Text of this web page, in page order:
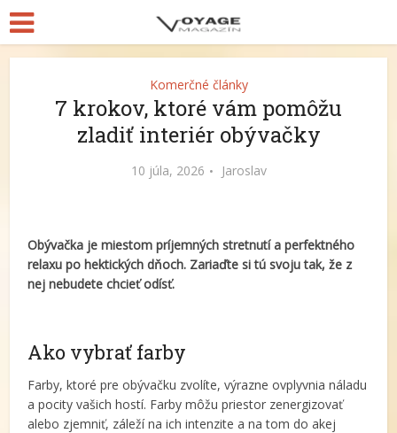
Komerčné články
7 krokov, ktoré vám pomôžu
zladiť interiér obývačky
10 júla, 2026 Jaroslav
Obývačka je miestom príjemných stretnutí a perfektného
relaxu po hektických dňoch. Zariaďte si tú svoju tak, že z
nej nebudete chcieť odísť.
Ako vybrať farby
Farby, ktoré pre obývačku zvolíte, výrazne ovplyvnia náladu
a pocity vašich hostí. Farby môžu priestor zenergizovať
alebo zjemniť, záleží na ich intenzite a na tom do akej